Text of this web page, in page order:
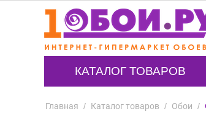
КАТАЛОГ ТОВАРОВ
Главная / Каталог товаров / Обои /